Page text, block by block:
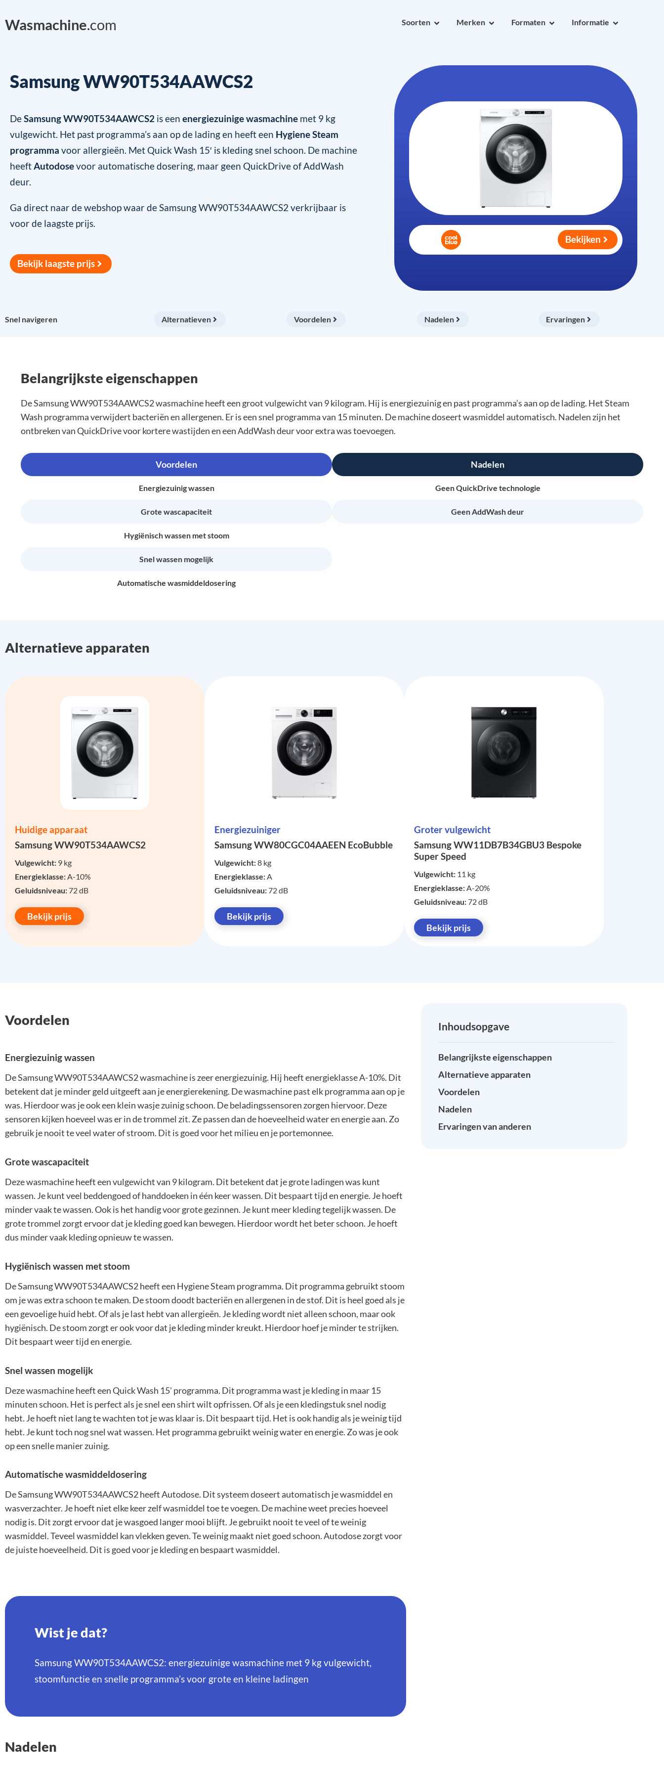
Wasmachine.com Soorten Merken Formaten Informatie
Samsung WW90T534AAWCS2
DeSamsung WW90T534AAWCS2 is een energiezuinige wasmachine met 9 kg
vulgewicht. Het past programma’s aan op de lading en heeft een Hygiene Steam
programma voor allergieën. Met Quick Wash 15′ is kleding snel schoon. De machine
heeftAutodosevoor automatische dosering, maar geen QuickDrive of AddWash
deur.
Ga direct naar de webshop waar de Samsung WW90T534AAWCS2 verkrijbaar is
voor de laagste prijs.
Bekijk laagste prijs
Bekijken
Snel navigeren Alternatieven Voordelen Nadelen Ervaringen
Belangrijkste eigenschappen
De Samsung WW90T534AAWCS2 wasmachine heeft een groot vulgewicht van 9 kilogram. Hij is energiezuinig en past programma’s aan op de lading. Het Steam
Wash programma verwijdert bacteriën en allergenen. Er is een snel programma van 15 minuten. De machine doseert wasmiddel automatisch. Nadelen zijn het
ontbreken van QuickDrive voor kortere wastijden en een AddWash deur voor extra was toevoegen.
Voordelen
Energiezuinig wassen
Grote wascapaciteit
Hygiënisch wassen met stoom
Snel wassen mogelijk
Automatische wasmiddeldosering
Nadelen
Geen QuickDrive technologie
Geen AddWash deur
Alternatieve apparaten
Huidige apparaat
Samsung WW90T534AAWCS2
Vulgewicht: 9 kg
Energieklasse: A-10%
Geluidsniveau: 72 dB
Bekijk prijs
Energiezuiniger
Samsung WW80CGC04AAEEN EcoBubble
Vulgewicht:8 kg
Energieklasse: A
Geluidsniveau: 72 dB
Bekijk prijs
Groter vulgewicht
Samsung WW11DB7B34GBU3 Bespoke
Super Speed
Vulgewicht: 11 kg
Energieklasse: A-20%
Geluidsniveau: 72 dB
Bekijk prijs
Voordelen
Energiezuinig wassen
De Samsung WW90T534AAWCS2 wasmachine is zeer energiezuinig. Hij heeft energieklasse A-10%. Dit
betekent dat je minder geld uitgeeft aan je energierekening. De wasmachine past elk programma aan op je
was. Hierdoor was je ook een klein wasje zuinig schoon. De beladingssensoren zorgen hiervoor. Deze
sensoren kijken hoeveel was er in de trommel zit. Ze passen dan de hoeveelheid water en energie aan. Zo
gebruik je nooit te veel water of stroom. Dit is goed voor het milieu en je portemonnee.
Grote wascapaciteit
Deze wasmachine heeft een vulgewicht van 9 kilogram. Dit betekent dat je grote ladingen was kunt
wassen. Je kunt veel beddengoed of handdoeken in één keer wassen. Dit bespaart tijd en energie. Je hoeft
minder vaak te wassen. Ook is het handig voor grote gezinnen. Je kunt meer kleding tegelijk wassen. De
grote trommel zorgt ervoor dat je kleding goed kan bewegen. Hierdoor wordt het beter schoon. Je hoeft
dus minder vaak kleding opnieuw te wassen.
Hygiënisch wassen met stoom
De Samsung WW90T534AAWCS2 heeft een Hygiene Steam programma. Dit programma gebruikt stoom
om je was extra schoon te maken. De stoom doodt bacteriën en allergenen in de stof. Dit is heel goed als je
een gevoelige huid hebt. Of als je last hebt van allergieën. Je kleding wordt niet alleen schoon, maar ook
hygiënisch. De stoom zorgt er ook voor dat je kleding minder kreukt. Hierdoor hoef je minder te strijken.
Dit bespaart weer tijd en energie.
Snel wassen mogelijk
Deze wasmachine heeft een Quick Wash 15' programma. Dit programma wast je kleding in maar 15
minuten schoon. Het is perfect als je snel een shirt wilt opfrissen. Of als je een kledingstuk snel nodig
hebt. Je hoeft niet lang te wachten tot je was klaar is. Dit bespaart tijd. Het is ook handig als je weinig tijd
hebt. Je kunt toch nog snel wat wassen. Het programma gebruikt weinig water en energie. Zo was je ook
op een snelle manier zuinig.
Automatische wasmiddeldosering
De Samsung WW90T534AAWCS2 heeft Autodose. Dit systeem doseert automatisch je wasmiddel en
wasverzachter. Je hoeft niet elke keer zelf wasmiddel toe te voegen. De machine weet precies hoeveel
nodig is. Dit zorgt ervoor dat je wasgoed langer mooi blijft. Je gebruikt nooit te veel of te weinig
wasmiddel. Teveel wasmiddel kan vlekken geven. Te weinig maakt niet goed schoon. Autodose zorgt voor
de juiste hoeveelheid. Dit is goed voor je kleding en bespaart wasmiddel.
Inhoudsopgave
Belangrijkste eigenschappen
Alternatieve apparaten
Voordelen
Nadelen
Ervaringen van anderen
Wist je dat?
Samsung WW90T534AAWCS2: energiezuinige wasmachine met 9 kg vulgewicht,
stoomfunctie en snelle programma’s voor grote en kleine ladingen
Nadelen